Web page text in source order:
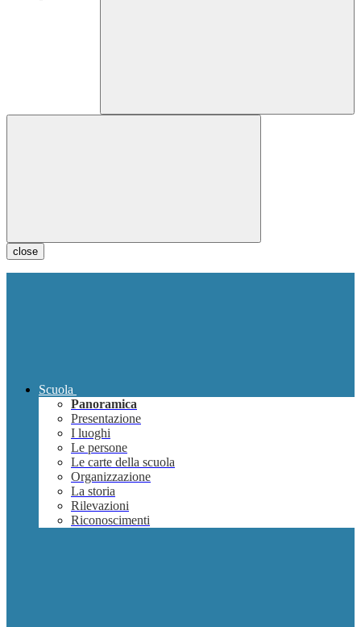
close
Scuola
Panoramica
Presentazione
I luoghi
Le persone
Le carte della scuola
Organizzazione
La storia
Rilevazioni
Riconoscimenti